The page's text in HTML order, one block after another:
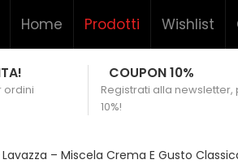
Home Prodotti Wishlist
ordini
COUPON 10%
Registrati alla
10%!
– Miscela Crema E Gusto